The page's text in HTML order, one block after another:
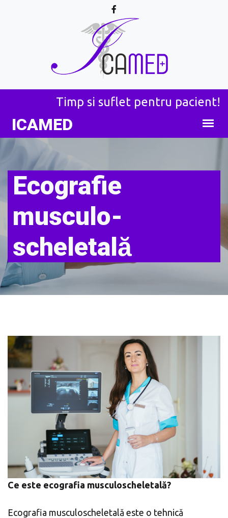
Timp si suflet pentru pacient!
ICAMED
Ecografie
musculo-
scheletală
Ce este ecografia musculoscheletală?
Ecografia musculoscheletală este o tehnică